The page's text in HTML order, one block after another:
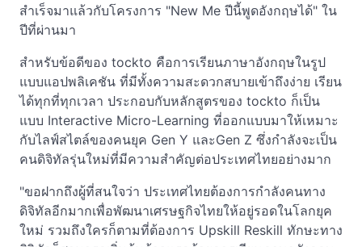
สำเร็จมาแล้วกับโครงการ "New Me ปีนี้พูดอังกฤษได้" ใน
ปีที่ผ่านมา
สำหรับข้อดีของ tockto คือการเรียนภาษาอังกฤษในรูป
แบบแอปพลิเคชัน ที่มีทั้งความสะดวกสบายเข้าถึงง่าย เรียน
ได้ทุกที่ทุกเวลา ประกอบกับหลักสูตรของ tockto ก็เป็น
แบบ Interactive Micro-Learning ที่ออกแบบมาให้เหมาะ
กับไลฟ์สไตล์ของคนยุค Gen Y และGen Z ซึ่งกำลังจะเป็น
คนดิจิทัลรุ่นใหม่ที่มีความสำคัญต่อประเทศไทยอย่างมาก
"ขอฝากถึงผู้ที่สนใจว่า ประเทศไทยต้องการกำลังคนทาง
ดิจิทัลอีกมากเพื่อพัฒนาเศรษฐกิจไทยให้อยู่รอดในโลกยุค
ใหม่ รวมถึงใครก็ตามที่ต้องการ Upskill Reskill ทักษะทาง